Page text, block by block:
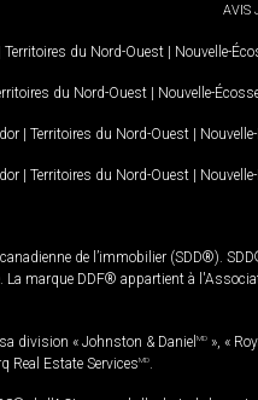
AVIS
Territoires du Nord-Ouest | Nouvelle-
du Nord-Ouest | Nouvelle-
| Territoires du Nord-Ouest |
| Territoires du Nord-Ouest |
de l’immobilier (SDD®).
marque DDF® appartient à
division « Johnston & Daniel MD », «
Real Estate ServicesMD